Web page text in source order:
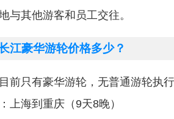
与其他游客和员工交往。
江豪华游轮价格多少？
前只有豪华游轮，无普通游轮执
上海到重庆（9天8晚）